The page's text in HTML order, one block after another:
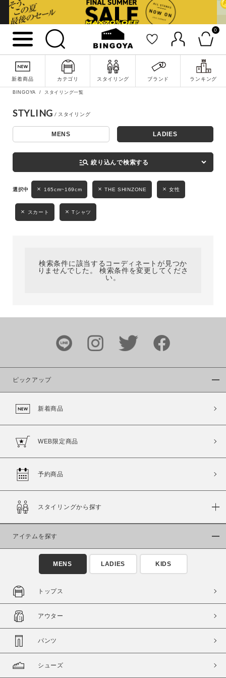
0
新着商品 カテゴリ スタイリング ブランド ランキング
詳細検索
キーワード
性別
MENS LADIES KIDS
ブランド
カラー
商品タイプ
通常商品
セール価格 WEB限定
在庫
在庫あり
BINGOYA スタイリング一覧
STYLING
MENS LADIES
manage_search 絞り込んで検索する
165cm~169cm THE SHINZONE 女性
スカート Tシャツ
検索条件に該当するコーディネートが見つか
りませんでした。 検索条件を変更してくださ
い。
ピックアップ
新着商品
WEB限定商品
予約商品
スタイリングから探す
アイテムを探す
MENS LADIES KIDS
トップス
アウター
パンツ
シューズ